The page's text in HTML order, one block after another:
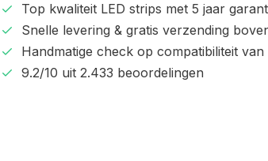
Top kwaliteit LED strips met 5 jaar
Snelle levering & gratis verzending
Handmatige check op compatibiliteit
9.2/10 uit 2.433 beoordelingen